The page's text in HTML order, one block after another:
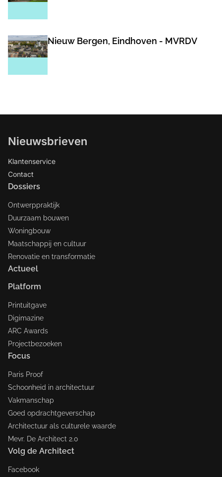
Nieuw Bergen, Eindhoven - MVRDV
Nieuwsbrieven
Klantenservice
Contact
Dossiers
Ontwerppraktijk
Duurzaam bouwen
Woningbouw
Maatschappij en cultuur
Renovatie en transformatie
Actueel
Platform
Printuitgave
Digimazine
ARC Awards
Projectbezoeken
Focus
Paris Proof
Schoonheid in architectuur
Vakmanschap
Goed opdrachtgeverschap
Architectuur als culturele waarde
Mevr. De Architect 2.0
Volg de Architect
Facebook